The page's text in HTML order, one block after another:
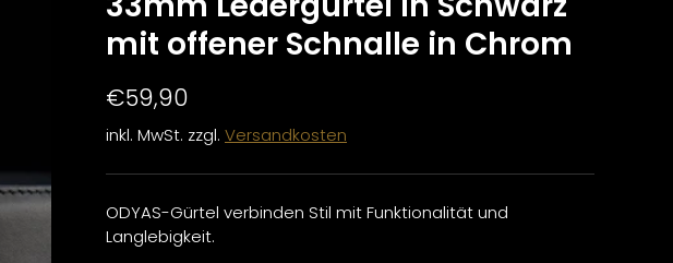
mit offener Schnalle in Chrom
€59,90
inkl. MwSt. zzgl. Versandkosten
ODYAS-Gürtel verbinden Stil mit Funktionalität und
Langlebigkeit.